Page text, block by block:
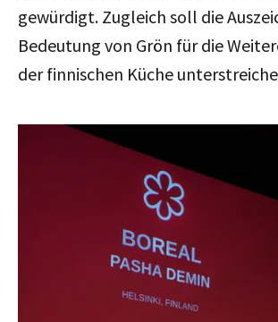
gewürdigt. Zugleich soll die
Bedeutung von Grön für die
der finnischen Küche